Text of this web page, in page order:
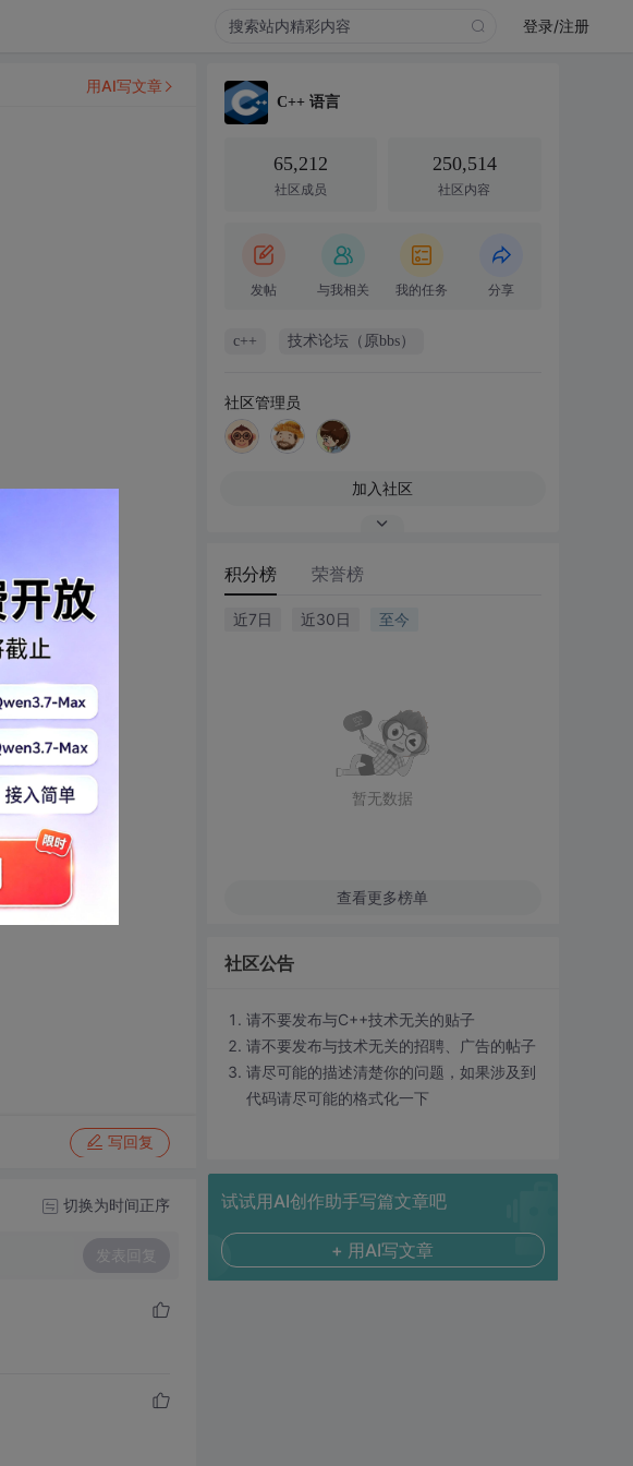
登录/注册
写回复
用AI写文章
切换为时间正序
发表回复
C++ 语言
65,212
社区成员
250,514
社区内容
发帖 与我相关 我的任务 分享
c++ 技术论坛（原bbs）
社区管理员
加入社区
积分榜 荣誉榜
近7日 近30日 至今
暂无数据
查看更多榜单
社区公告
请不要发布与C++技术无关的贴子
请不要发布与技术无关的招聘、广告的帖子
请尽可能的描述清楚你的问题，如果涉及到
代码请尽可能的格式化一下
试试用AI创作助手写篇文章吧
+ 用AI写文章